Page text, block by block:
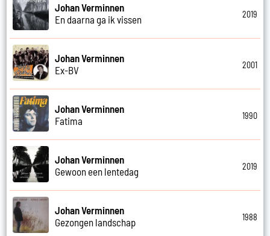
Johan Verminnen
En daarna ga ik vissen
2019
Johan Verminnen
Ex-BV
2001
Johan Verminnen
Fatima
1990
Johan Verminnen
Gewoon een lentedag
2019
Johan Verminnen
Gezongen landschap
1988